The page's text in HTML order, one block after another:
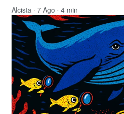
Alcista · 7 Ago · 4 min